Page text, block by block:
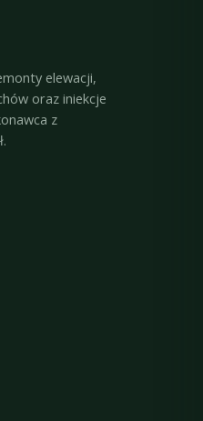
elewacji,
oraz iniekcje
z